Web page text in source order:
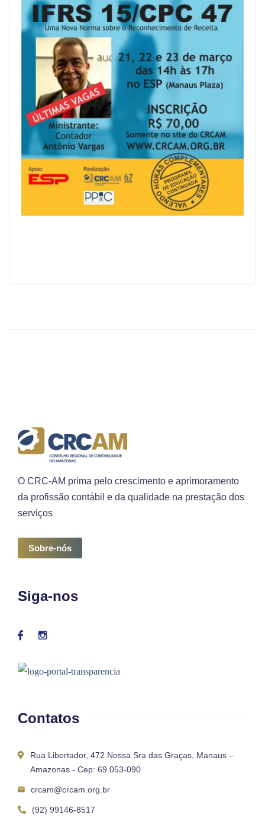
O CRC-AM prima pelo crescimento e aprimoramento
da profissão contábil e da qualidade na prestação dos
serviços
Sobre-nós
Siga-nos
Contatos
Rua Libertador, 472 Nossa Sra das Graças, Manaus –
Amazonas - Cep: 69.053-090
crcam@crcam.org.br
(92) 99146-8517